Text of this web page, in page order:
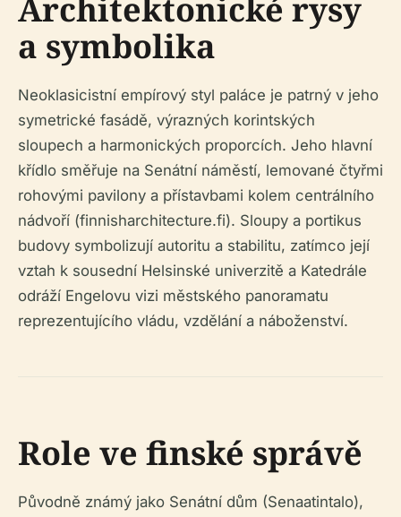
Architektonické rysy
a symbolika
Neoklasicistní empírový styl paláce je patrný v jeho
symetrické fasádě, výrazných korintských
sloupech a harmonických proporcích. Jeho hlavní
křídlo směřuje na Senátní náměstí, lemované čtyřmi
rohovými pavilony a přístavbami kolem centrálního
nádvoří (finnisharchitecture.fi). Sloupy a portikus
budovy symbolizují autoritu a stabilitu, zatímco její
vztah k sousední Helsinské univerzitě a Katedrále
odráží Engelovu vizi městského panoramatu
reprezentujícího vládu, vzdělání a náboženství.
Role ve finské správě
Původně známý jako Senátní dům (Senaatintalo),